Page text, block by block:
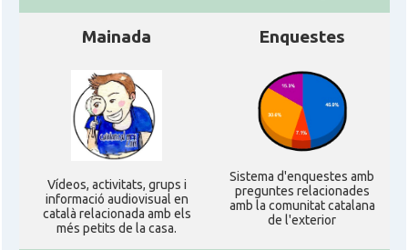
Mainada
Ví­deos, activitats, grups i
informació audiovisual en
català relacionada amb els
més petits de la casa.
Enquestes
Sistema d'enquestes amb
preguntes relacionades
amb la comunitat catalana
de l'exterior